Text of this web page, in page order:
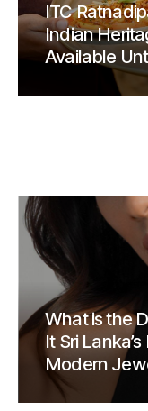
ITC
Indian
Available
What is the
It Sri
Modern